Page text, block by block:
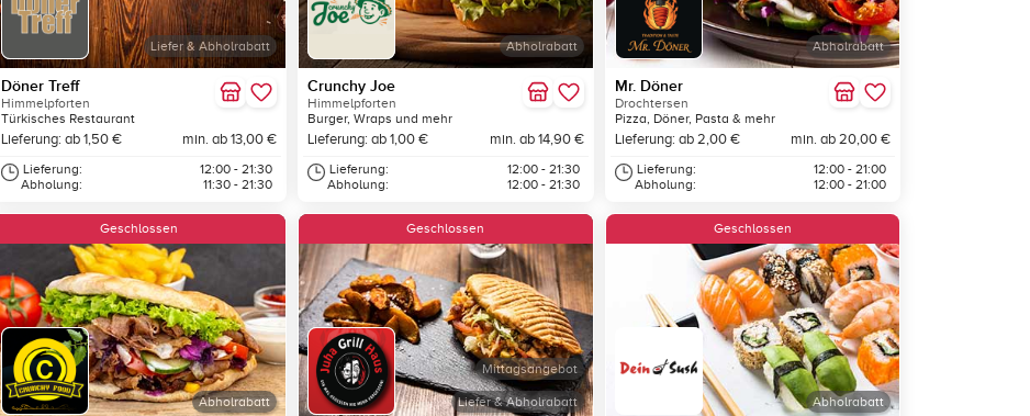
Liefer & Abholrabatt
Döner Treff
Himmelpforten
Türkisches Restaurant
Lieferung: ab 1,50 € min. ab 13,00 €
Lieferung:
Abholung:
12:00 - 21:30
11:30 - 21:30
Abholrabatt
Crunchy Joe
Himmelpforten
Burger, Wraps und mehr
Lieferung: ab 1,00 € min. ab 14,90 €
Lieferung:
Abholung:
12:00 - 21:30
12:00 - 21:30
Abholrabatt
Mr. Döner
Drochtersen
Pizza, Döner, Pasta & mehr
Lieferung: ab 2,00 € min. ab 20,00 €
Lieferung:
Abholung:
12:00 - 21:00
12:00 - 21:00
Abholrabatt
Geschlossen
Liefer & Abholrabatt
Mittagsangebot
Geschlossen
Abholrabatt
Geschlossen